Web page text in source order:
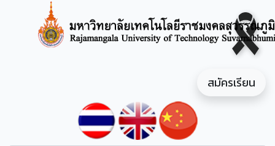
สมัครเรียน